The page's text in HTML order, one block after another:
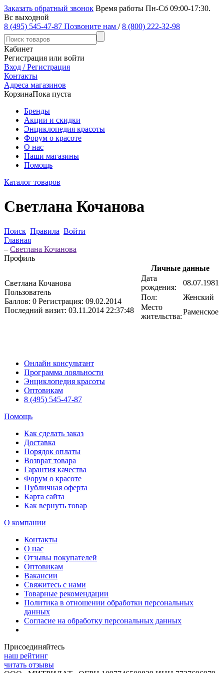
Заказать обратный звонок Время работы Пн-Сб 09:00-17:30.
Вс выходной
8 (495) 545-47-87 Позвоните нам / 8 (800) 222-32-98
Кабинет
Регистрация или войти
Вход / Регистрация
Контакты
Адреса магазинов
КорзинаПока пуста
Бренды
Акции и скидки
Энциклопедия красоты
Форум о красоте
О нас
Наши магазины
Помощь
Каталог товаров
Светлана Кочанова
Поиск Правила Войти
Главная
– Светлана Кочанова
Профиль
Светлана Кочанова
Пользователь
Баллов: 0 Регистрация: 09.02.2014
Последний визит: 03.11.2014 22:37:48
Личные данные
Дата
рождения:
08.07.1981
Пол:
Женский
Место
жительства:
Раменское
Онлайн консультант
Программа лояльности
Энциклопедия красоты
Оптовикам
8 (495) 545-47-87
Помощь
Как сделать заказ
Доставка
Порядок оплаты
Возврат товара
Гарантия качества
Форум о красоте
Публичная оферта
Карта сайта
Как вернуть товар
О компании
Контакты
О нас
Отзывы покупателей
Оптовикам
Вакансии
Свяжитесь с нами
Товарные рекомендации
Политика в отношении обработки персональных
данных
Согласие на обработку персональных данных
Присоединяйтесь
наш рейтинг
читать отзывы